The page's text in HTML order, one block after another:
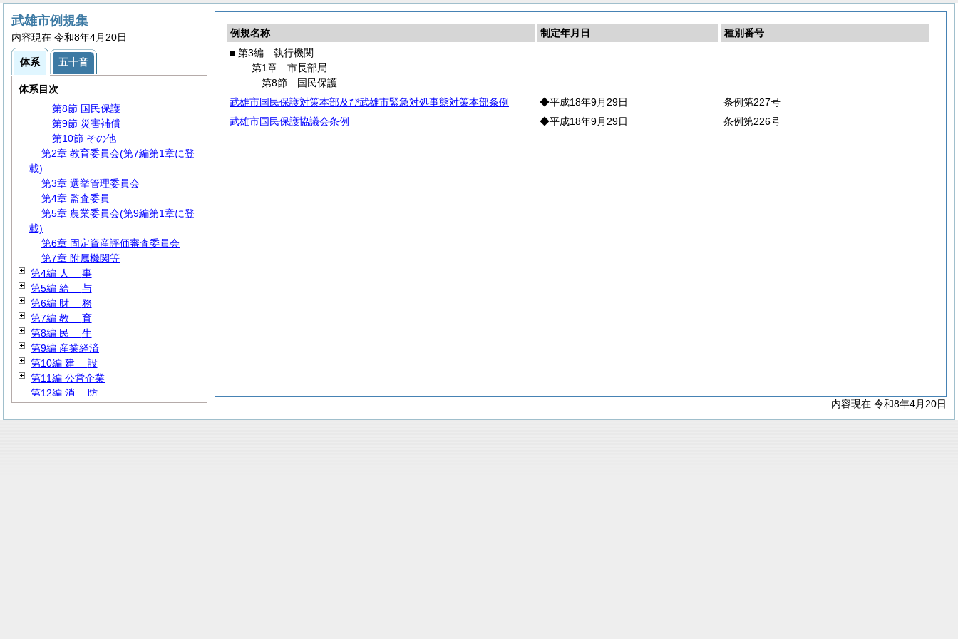
例規名称 制定年月日
種別番号
■ 第3編 執行機関
第1章 市長部局
第8節 国民保護
武雄市国民保護対策本部及び武雄市緊急対処事態対策本部条例
◆平成18年9月29日
条例第227号
武雄市国民保護協議会条例
◆平成18年9月29日 条例第226号
内容現在 令和8年4月20日
武雄市例規集
内容現在 令和8年4月20日
体系 五十音
体系目次
第1節 事務分掌
第2節 代理・代決等
第3節 文書・公印
第4節 情報管理
第5節 行政手続
第6節 男女共同参画
第7節 災害対策
第8節 国民保護
第9節 災害補償
第10節 その他
第2章 教育委員会(第7編第1章に登
載)
第3章 選挙管理委員会
第4章 監査委員
第5章 農業委員会(第9編第1章に登
載)
第6章 固定資産評価審査委員会
第7章 附属機関等
第4編 人 事
第5編 給 与
第6編 財 務
第7編 教 育
第8編 民 生
第9編 産業経済
第10編 建 設
第11編 公営企業
第12編 消 防